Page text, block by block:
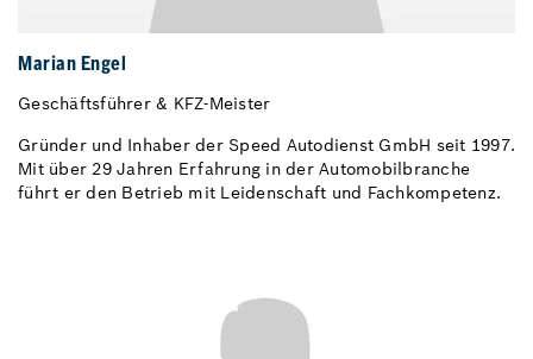
Marian Engel
Geschäftsführer & KFZ-Meister
Gründer und Inhaber der Speed Autodienst GmbH seit 1997.
Mit über 29 Jahren Erfahrung in der Automobilbranche
führt er den Betrieb mit Leidenschaft und Fachkompetenz.